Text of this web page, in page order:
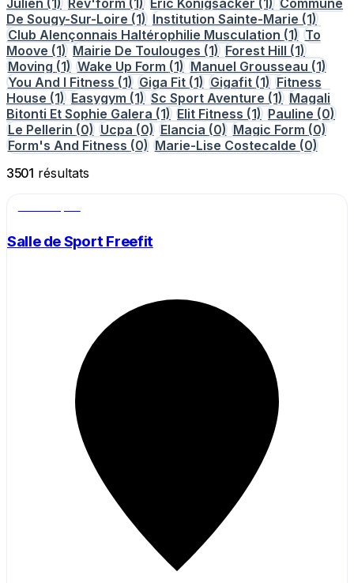
De Sougy-Sur-Loire (1) Institution Sainte-Marie (1)
Club Alençonnais Haltérophilie Musculation (1) To
Moove (1) Mairie De Toulouges (1) Forest Hill (1)
Moving (1) Wake Up Form (1) Manuel Grousseau (1)
You And I Fitness (1) Giga Fit (1) Gigafit (1) Fitness
House (1) Easygym (1) Sc Sport Aventure (1) Magali
Bitonti Et Sophie Galera (1) Elit Fitness (1) Pauline (0)
Le Pellerin (0) Ucpa (0) Elancia (0) Magic Form (0)
Form's And Fitness (0) Marie-Lise Costecalde (0)
3501 résultats
Salle de Sport Freefit